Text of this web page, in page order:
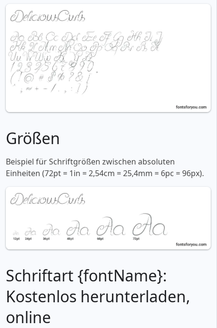
Größen
Beispiel für Schriftgrößen zwischen absoluten
Einheiten (72pt = 1in = 2,54cm = 25,4mm = 6pc = 96px).
Schriftart {fontName}:
Kostenlos herunterladen,
online